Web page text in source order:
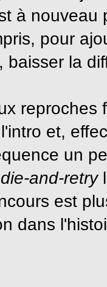
à nouveau
pour
baisser la
reproches
et,
un
die-and-retry
est
dans